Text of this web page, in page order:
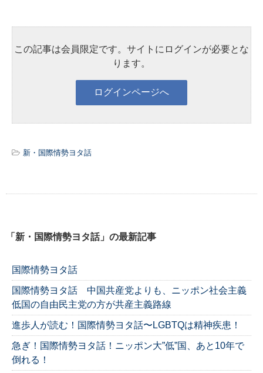
この記事は会員限定です。サイトにログインが必要とな
ります。
新・国際情勢ヨタ話
「新・国際情勢ヨタ話」の最新記事
国際情勢ヨタ話
国際情勢ヨタ話 中国共産党よりも、ニッポン社会主義
低国の自由民主党の方が共産主義路線
進歩人が読む！国際情勢ヨタ話〜LGBTQは精神疾患！
急ぎ！国際情勢ヨタ話！ニッポン大”低”国、あと10年で
倒れる！